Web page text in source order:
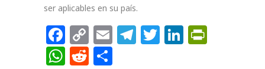
ser aplicables en su país.
Facebook
Copy
Link
EmailTelegram
TwitterLinkedIn
WhatsApp
Reddit